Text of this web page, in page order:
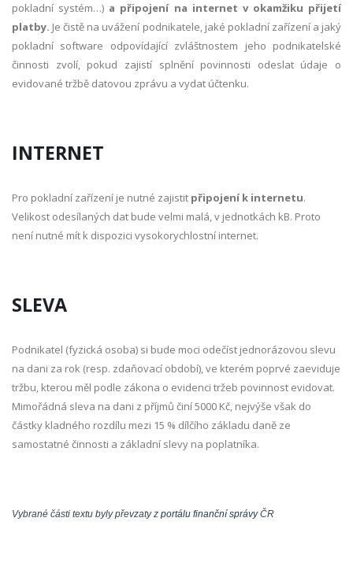
pokladní systém…) a připojení na internet v okamžiku přijetí
platby. Je čistě na uvážení podnikatele, jaké pokladní zařízení a jaký
pokladní software odpovídající zvláštnostem jeho podnikatelské
činnosti zvolí, pokud zajistí splnění povinnosti odeslat údaje o
evidované tržbě datovou zprávu a vydat účtenku.
INTERNET
Pro pokladní zařízení je nutné zajistit připojení k internetu.
Velikost odesílaných dat bude velmi malá, v jednotkách kB. Proto
není nutné mít k dispozici vysokorychlostní internet.
SLEVA
Podnikatel (fyzická osoba) si bude moci odečíst jednorázovou slevu
na dani za rok (resp. zdaňovací období), ve kterém poprvé zaeviduje
tržbu, kterou měl podle zákona o evidenci tržeb povinnost evidovat.
Mimořádná sleva na dani z příjmů činí 5000 Kč, nejvýše však do
částky kladného rozdílu mezi 15 % dílčího základu daně ze
samostatné činnosti a základní slevy na poplatníka.
Vybrané části textu byly převzaty z portálu finanční správyČR